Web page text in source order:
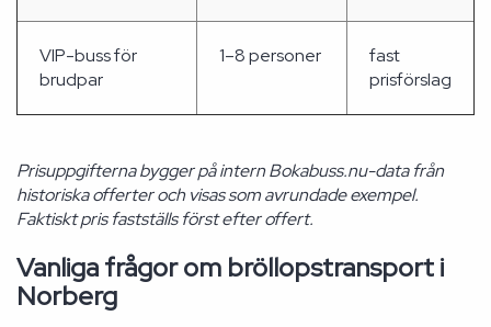
VIP-buss för
brudpar
1–8 personer
fast
prisförslag
Prisuppgifterna bygger på intern Bokabuss.nu-data från
historiska offerter och visas som avrundade exempel.
Faktiskt pris fastställs först efter offert.
Vanliga frågor om bröllopstransport i
Norberg